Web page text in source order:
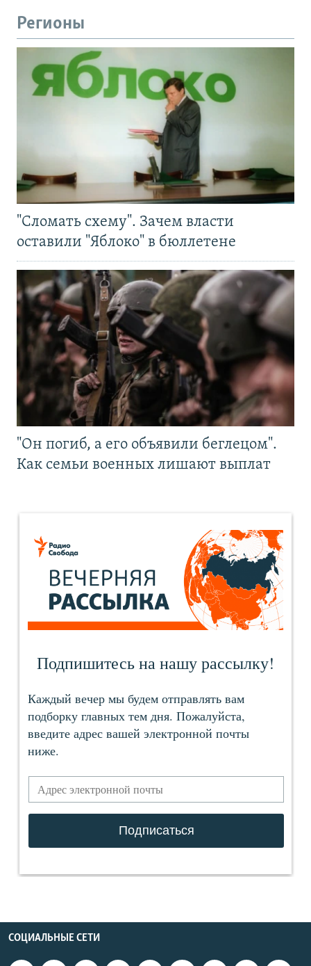
Регионы
"Сломать схему". Зачем власти
оставили "Яблоко" в бюллетене
"Он погиб, а его объявили беглецом".
Как семьи военных лишают выплат
СОЦИАЛЬНЫЕ СЕТИ